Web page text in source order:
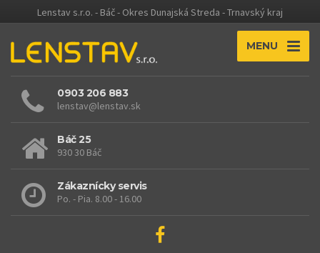
Lenstav s.r.o. - Báč - Okres Dunajská Streda - Trnavský kraj
MENU
0903 206 883
lenstav@lenstav.sk
Báč 25
930 30 Báč
Zákaznícky servis
Po. - Pia. 8.00 - 16.00